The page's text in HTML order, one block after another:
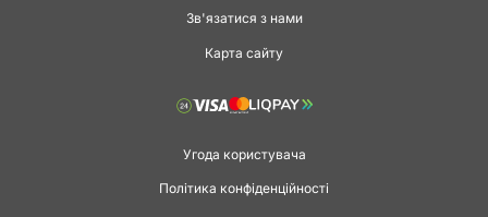
деяких випадках втрати врожаю можуть сягати 30–40 %.
запобігти масовому розмноженню комах,
знизити ризик поширення збудників хвороб,
захистити молоді рослини у критичні періоди росту,
Зв'язатися з нами
Карта сайту
Угода користувача
Політика конфіденційності